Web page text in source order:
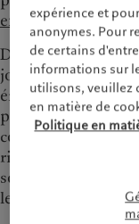
en faveur du
Dès lors, nous
jouer pour inciter
émetteurs à
plus durables.
contribuer à
risques en
source de valeur à
leurs
expérience et
anonymes. Pour
de certains
informations sur
utilisons, veuillez
en matière de
Politique en